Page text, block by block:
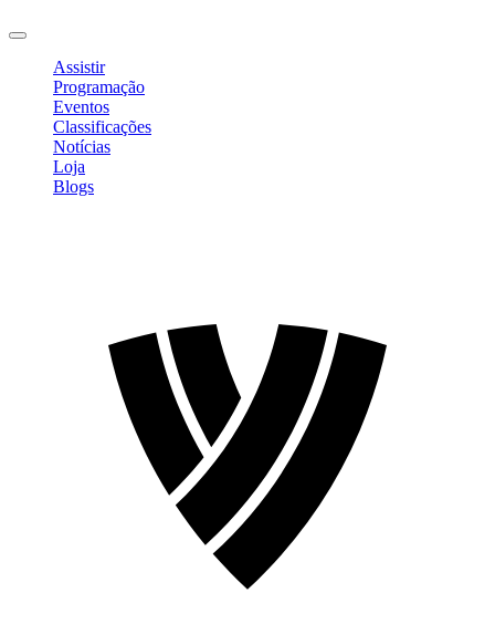
Assistir
Programação
Eventos
Classificações
Notícias
Loja
Blogs